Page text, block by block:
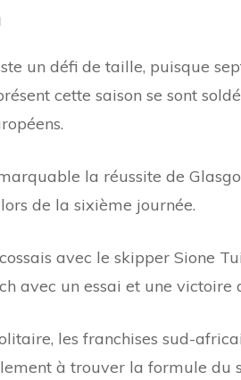
un défi de taille, puisque
cette saison se sont
la réussite de
de la sixième journée.
avec le skipper Sione
avec un essai et une victoire
les franchises sud-
à trouver la formule du